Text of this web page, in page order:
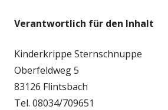
Verantwortlich für den Inhalt
Kinderkrippe Sternschnuppe
Oberfeldweg 5
83126 Flintsbach
Tel. 08034/709651